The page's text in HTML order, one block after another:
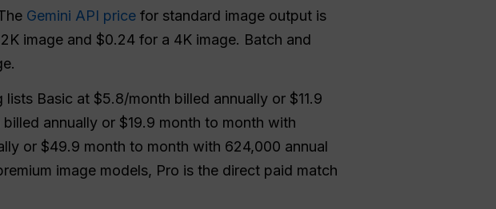
Gemini API price for standard image output is
image and $0.24 for a 4K image. Batch and
Basic at $5.8/month billed annually or $11.9
annually or $19.9 month to month with
or $49.9 month to month with 624,000 annual
image models, Pro is the direct paid match